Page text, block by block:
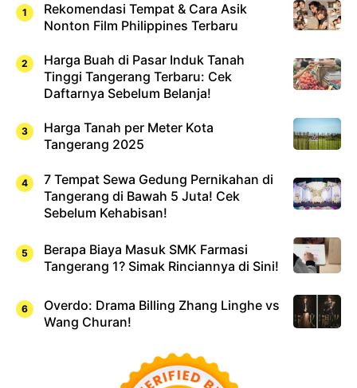
Rekomendasi Tempat & Cara Asik
Nonton Film Philippines Terbaru
Harga Buah di Pasar Induk Tanah
Tinggi Tangerang Terbaru: Cek
Daftarnya Sebelum Belanja!
Harga Tanah per Meter Kota
Tangerang 2025
7 Tempat Sewa Gedung Pernikahan di
Tangerang di Bawah 5 Juta! Cek
Sebelum Kehabisan!
Berapa Biaya Masuk SMK Farmasi
Tangerang 1? Simak Rinciannya di Sini!
Overdo: Drama Billing Zhang Linghe vs
Wang Churan!